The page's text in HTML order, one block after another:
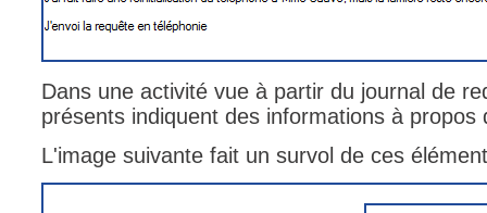
Dans une activité vue à partir du journal de
présents indiquent des informations à propos
L'image suivante fait un survol de ces